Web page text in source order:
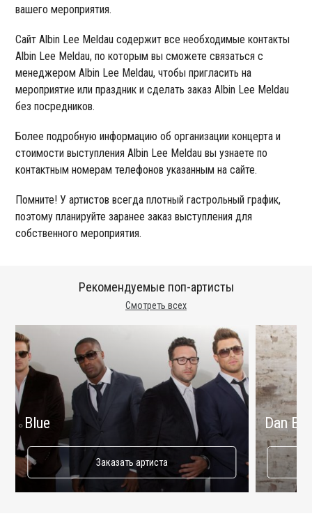
вашего мероприятия.
Сайт Albin Lee Meldau содержит все необходимые контакты
Albin Lee Meldau, по которым вы сможете связаться с
менеджером Albin Lee Meldau, чтобы пригласить на
мероприятие или праздник и сделать заказ Albin Lee Meldau
без посредников.
Более подробную информацию об организации концерта и
стоимости выступления Albin Lee Meldau вы узнаете по
контактным номерам телефонов указанным на сайте.
Помните! У артистов всегда плотный гастрольный график,
поэтому планируйте заранее заказ выступления для
собственного мероприятия.
Смотреть всех
Рекомендуемые поп-артисты
Blue
Заказать артиста
Dan